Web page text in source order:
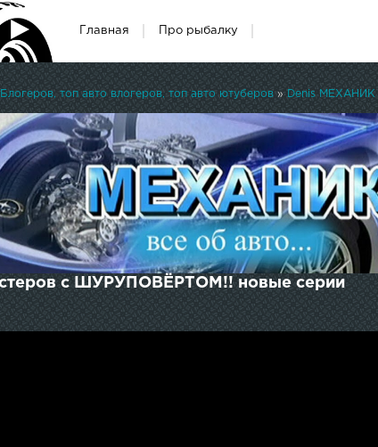
Главная Про рыбалку
топ авто влогеров, топ авто ютуберов» Denis МЕХАНИК
с ШУРУПОВЁРТОМ!! новые серии